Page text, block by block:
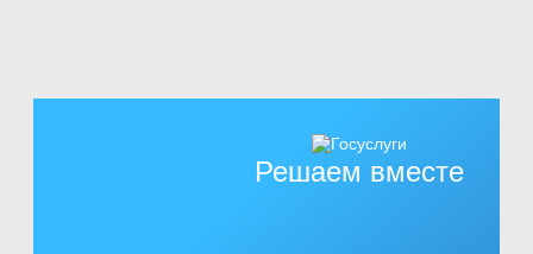
Решаем вместе